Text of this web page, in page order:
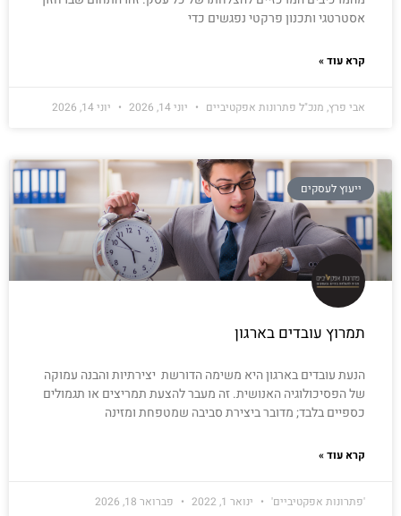
אסטרטגי ותכנון פרקטי נפגשים כדי
קרא עוד »
אבי פרץ, מנכ"ל פתרונות אפקטיביים יוני 14, 2026 יוני 14, 2026
ייעוץ לעסקים
תמרוץ עובדים בארגון
הנעת עובדים בארגון היא משימה הדורשת יצירתיות והבנה עמוקה
של הפסיכולוגיה האנושית. זה מעבר להצעת תמריצים או תגמולים
כספיים בלבד; מדובר ביצירת סביבה שמטפחת ומזינה
קרא עוד »
'פתרונות אפקטיביים' ינואר 1, 2022 פברואר 18, 2026